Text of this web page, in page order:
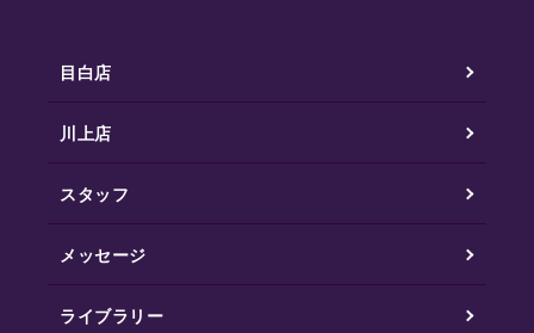
目白店
川上店
スタッフ
メッセージ
ライブラリー